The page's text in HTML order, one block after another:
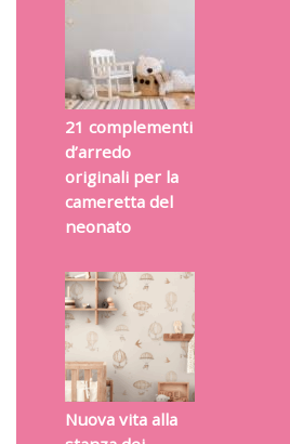
21 complementi
d’arredo
originali per la
cameretta del
neonato
Nuova vita alla